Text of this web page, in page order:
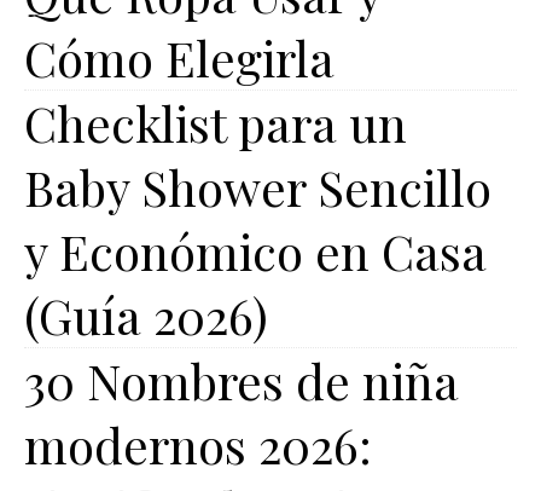
Cómo Elegirla
Checklist para un
Baby Shower Sencillo
y Económico en Casa
(Guía 2026)
30 Nombres de niña
modernos 2026: